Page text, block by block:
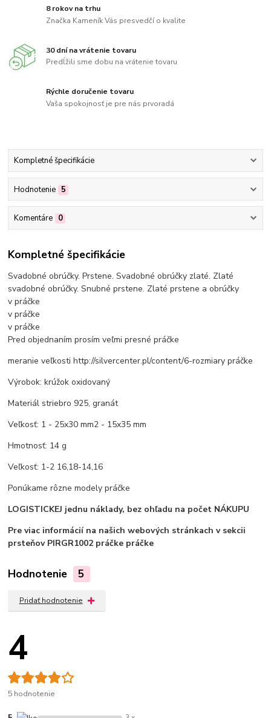
8 rokov na trhu
Značka Kameník Vás presvedčí o kvalite
30 dní na vrátenie tovaru
Predĺžili sme dobu na vrátenie tovaru
Rýchle doručenie tovaru
Vaša spokojnosť je pre nás prvoradá
Kompletné špecifikácie
Hodnotenie 5
Komentáre 0
Kompletné špecifikácie
Svadobné obrúčky. Prstene. Svadobné obrúčky zlaté. Zlaté
svadobné obrúčky. Snubné prstene. Zlaté prstene a obrúčky
v práčke
v práčke
v práčke
Pred objednaním prosím veľmi presnépráčke
meranie veľkosti http://silvercenter.pl/content/6-rozmiarypráčke
Výrobok: krúžok oxidovaný
Materiál striebro 925, granát
Veľkosť: 1 - 25x30 mm2 - 15x35 mm
Hmotnosť: 14 g
Veľkosť: 1-2 16,18-14,16
Ponúkame rôzne modelypráčke
LOGISTICKEJ jednu náklady, bez ohľadu na počet NÁKUPU
Pre viac informácií na našich webových stránkach v sekcii
prsteňov PIRGR1002 práčke práčke
Hodnotenie 5
Pridať hodnotenie
4
5 hodnotenie